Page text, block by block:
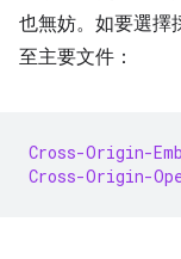
也無妨。如要選擇
至主要文件：
Cross-Origin-
Cross-Origin-